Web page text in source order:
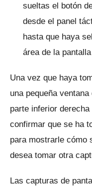
sueltas el botón
desde el panel
hasta que haya
área de la
Una vez que haya
una pequeña
parte inferior
confirmar que se ha
para mostrarle cómo
desea tomar otra
Las capturas de